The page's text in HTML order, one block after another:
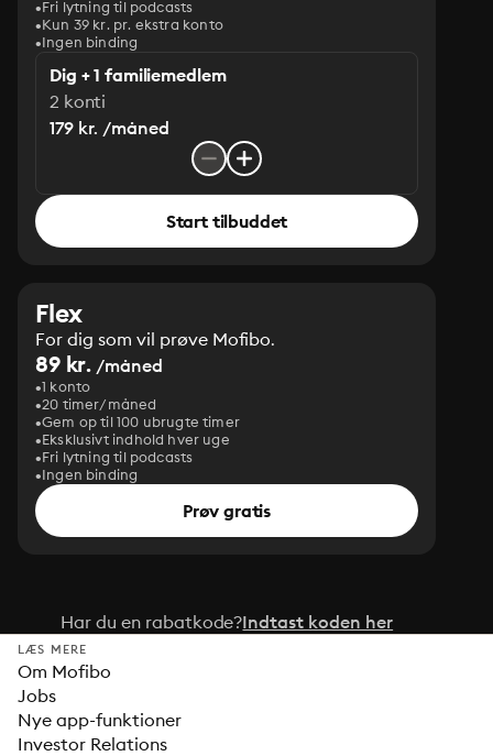
Fri lytning til podcasts
Kun 39 kr. pr. ekstra konto
Ingen binding
Dig + 1 familiemedlem
2 konti
179 kr. /måned
Start tilbuddet
Flex
For dig som vil prøve Mofibo.
89 kr. /måned
1 konto
20 timer/måned
Gem op til 100 ubrugte timer
Eksklusivt indhold hver uge
Fri lytning til podcasts
Ingen binding
Prøv gratis
Har du en rabatkode?Indtast koden her
LÆS MERE
Om Mofibo
Jobs
Nye app-funktioner
Investor Relations